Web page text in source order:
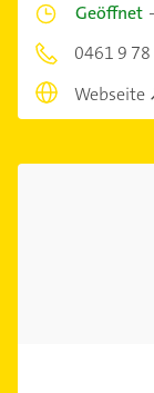
Geöffnet
0461 9
Webseite